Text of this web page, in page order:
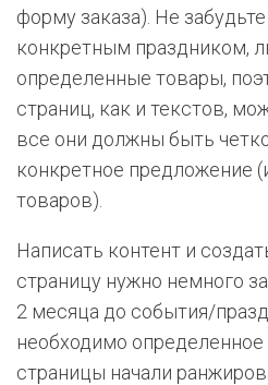
форму заказа). Не
конкретным праздником,
определенные товары,
страниц, как и текстов,
все они должны быть
конкретное предложение
товаров).
Написать контент и
страницу нужно немного
2 месяца до события/
необходимо
страницы начали